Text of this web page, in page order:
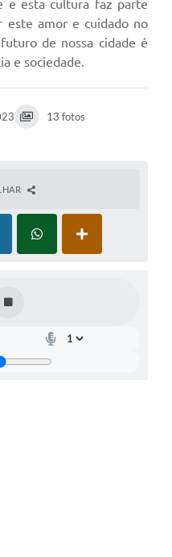
e esta cultura faz parte
este amor e cuidado no
de nossa cidade é
e sociedade.
13 fotos